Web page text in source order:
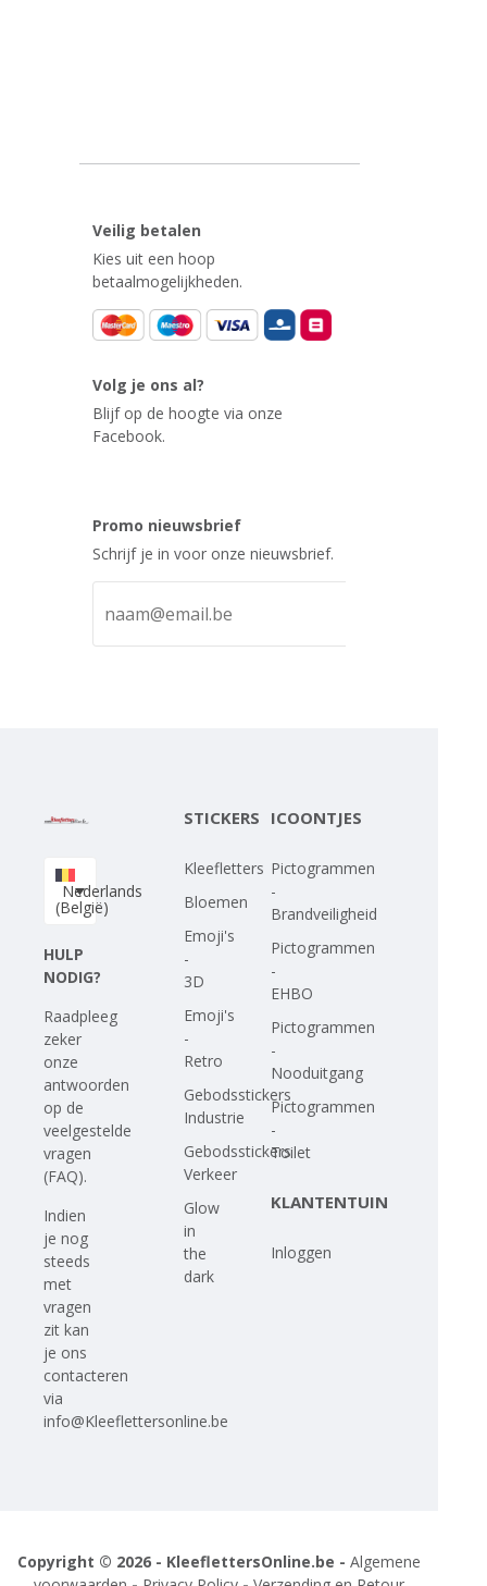
Veilig betalen
Kies uit een hoop
betaalmogelijkheden.
Volg je ons al?
Blijf op de hoogte via onze
Facebook.
Promo nieuwsbrief
Schrijf je in voor onze nieuwsbrief.
Nederlands
(België)
HULP
NODIG?
Raadpleeg
zeker
onze
antwoorden
op de
veelgestelde
vragen
(FAQ).
Indien
je nog
steeds
met
vragen
zit kan
je ons
contacteren
via
info@Kleeflettersonline.be
STICKERS
Kleefletters
Bloemen
Emoji's
-
3D
Emoji's
-
Retro
Gebodsstickers
Industrie
Gebodsstickers
Verkeer
Glow
in
the
dark
ICOONTJES
Pictogrammen
-
Brandveiligheid
Pictogrammen
-
EHBO
Pictogrammen
-
Nooduitgang
Pictogrammen
-
Toilet
KLANTENTUIN
Inloggen
Copyright © 2026 - KleeflettersOnline.be -Algemene